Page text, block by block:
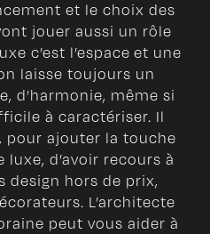
et le choix des
jouer aussi un rôle
c’est l’espace et une
laisse toujours un
d’harmonie, même si
à caractériser. Il
pour ajouter la touche
d’avoir recours à
design hors de prix,
L’architecte
peut vous aider à